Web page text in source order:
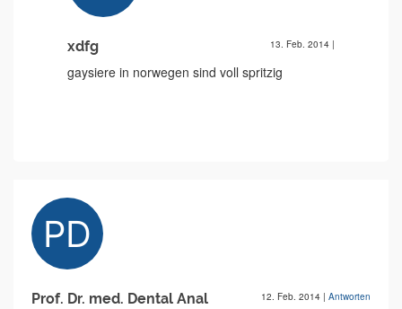
xdfg 13. Feb. 2014 |
gaysiere in norwegen sind voll spritzig
Prof. Dr. med. Dental Anal 12. Feb. 2014 | Antworten